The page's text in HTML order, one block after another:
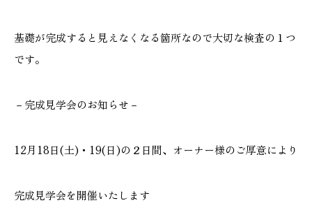
STAFF BLOG
会社情報
ACCESS MAP
基礎が完成すると見えなくなる箇所なので大切な検査の１つ
です。
－完成見学会のお知らせ－
12月18日(土)・19(日)の２日間、オーナー様のご厚意により
完成見学会を開催いたします